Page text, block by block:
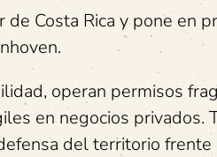
Costa Rica y pone en
operan permisos
en negocios privados.
del territorio frente